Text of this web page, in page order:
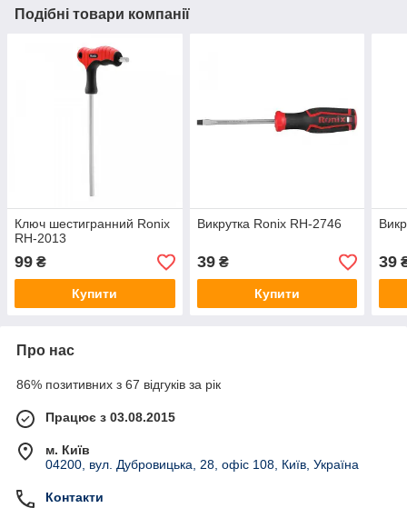
Подібні товари компанії
Ключ шестигранний Ronix
RH-2013
99 ₴
Купити
Викрутка Ronix RH-2746
39₴
Купити
39
Про нас
86% позитивних з 67 відгуків за рік
Працює з 03.08.2015
м. Київ
04200, вул. Дубровицька, 28, офіс 108, Київ, Україна
Контакти